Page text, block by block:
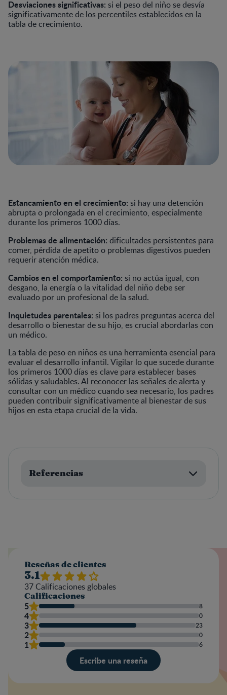
Desviaciones significativas: si el peso del niño se desvía
significativamente de los percentiles establecidos en la
tabla de crecimiento.
Estancamiento en el crecimiento: si hay una detención
abrupta o prolongada en el crecimiento, especialmente
durante los primeros 1000 días.
Problemas de alimentación: dificultades persistentes para
comer, pérdida de apetito o problemas digestivos pueden
requerir atención médica.
Cambios en el comportamiento: si no actúa igual, con
desgano, la energía o la vitalidad del niño debe ser
evaluado por un profesional de la salud.
Inquietudes parentales: si los padres preguntas acerca del
desarrollo o bienestar de su hijo, es crucial abordarlas con
un médico.
La tabla de peso en niños es una herramienta esencial para
evaluar el desarrollo infantil. Vigilar lo que sucede durante
los primeros 1000 días es clave para establecer bases
sólidas y saludables. Al reconocer las señales de alerta y
consultar con un médico cuando sea necesario, los padres
pueden contribuir significativamente al bienestar de sus
hijos en esta etapa crucial de la vida.
Referencias
Reseñas de clientes
3.1
37 Calificaciones globales
Calificaciones
5 8
4 0
3 23
2 0
1 6
Escribe una reseña